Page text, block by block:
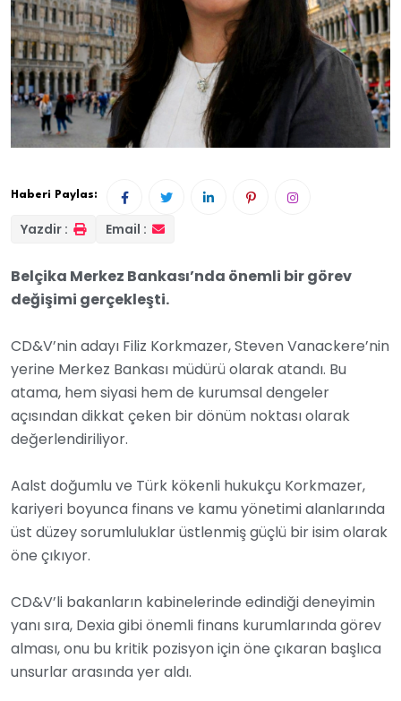
Haberi Paylas:
Yazdir : Email :
Belçika Merkez Bankası’nda önemli bir görev
değişimi gerçekleşti.
CD&V’nin adayı Filiz Korkmazer, Steven Vanackere’nin
yerine Merkez Bankası müdürü olarak atandı. Bu
atama, hem siyasi hem de kurumsal dengeler
açısından dikkat çeken bir dönüm noktası olarak
değerlendiriliyor.
Aalst doğumlu ve Türk kökenli hukukçu Korkmazer,
kariyeri boyunca finans ve kamu yönetimi alanlarında
üst düzey sorumluluklar üstlenmiş güçlü bir isim olarak
öne çıkıyor.
CD&V’li bakanların kabinelerinde edindiği deneyimin
yanı sıra, Dexia gibi önemli finans kurumlarında görev
alması, onu bu kritik pozisyon için öne çıkaran başlıca
unsurlar arasında yer aldı.